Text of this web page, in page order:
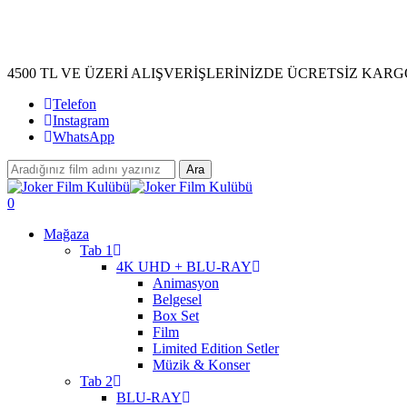
4500 TL VE ÜZERİ ALIŞVERİŞLERİNİZDE ÜCRETSİZ
Telefon
Instagram
WhatsApp
Ara
Close
Search
search
account
0
Mağaza
Tab 1
4K UHD + BLU-RAY
Animasyon
Belgesel
Box Set
Film
Limited Edition Setler
Müzik & Konser
Tab 2
BLU-RAY